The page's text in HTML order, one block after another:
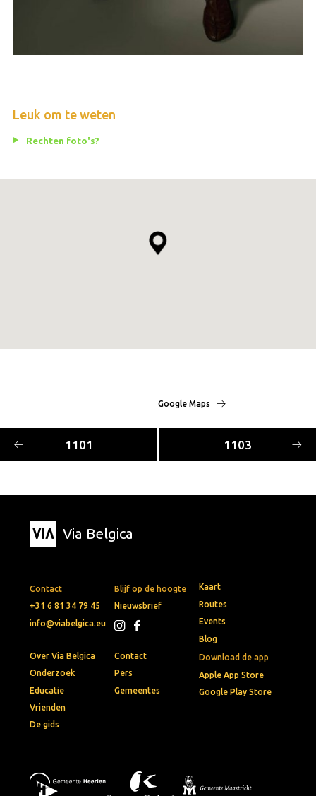
Leuk om te weten
Rechten foto's?
Google Maps
1101 1103
Via Belgica
Contact
+31 6 81 34 79 45
info@viabelgica.eu
Blijf op de hoogte
Nieuwsbrief
Download de app
Apple App Store
Google Play Store
Kaart
Routes
Events
Blog
Over Via Belgica
Onderzoek
Educatie
Vrienden
De gids
Contact
Pers
Gemeentes